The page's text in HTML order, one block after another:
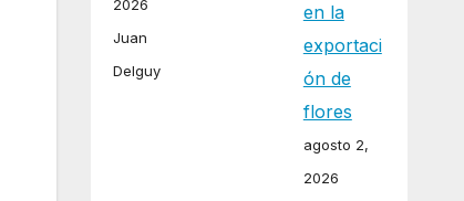
2026
Juan
Delguy
en la
exportaci
ón de
flores
agosto 2,
2026